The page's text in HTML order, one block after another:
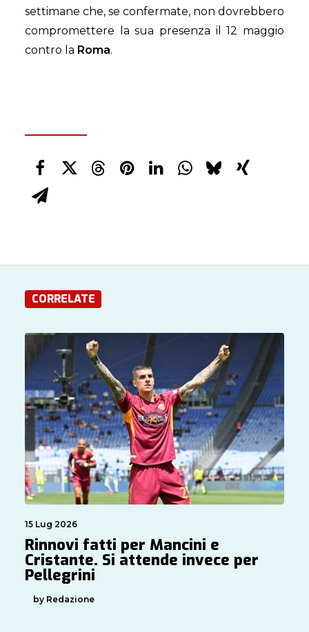
settimane che, se confermate, non dovrebbero
compromettere la sua presenza il 12 maggio
contro la Roma.
CORRELATE
15 Lug 2026
Rinnovi fatti per Mancini e
Cristante. Si attende invece per
Pellegrini
by Redazione